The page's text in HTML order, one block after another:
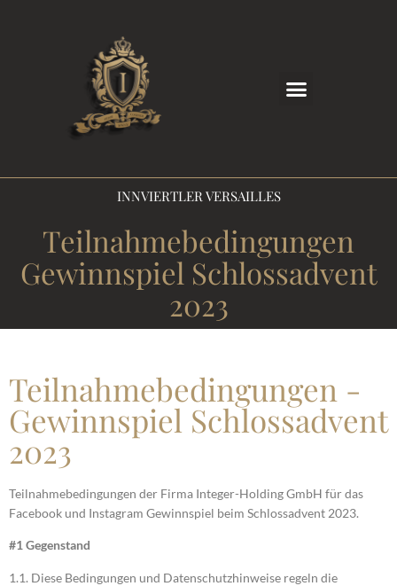
INNVIERTLER VERSAILLES
Teilnahmebedingungen
Gewinnspiel Schlossadvent
2023
Teilnahmebedingungen -
Gewinnspiel Schlossadvent
2023
Teilnahmebedingungen der Firma Integer-Holding GmbH für das
Facebook und Instagram Gewinnspiel beim Schlossadvent 2023.
#1 Gegenstand
1.1. Diese Bedingungen und Datenschutzhinweise regeln die